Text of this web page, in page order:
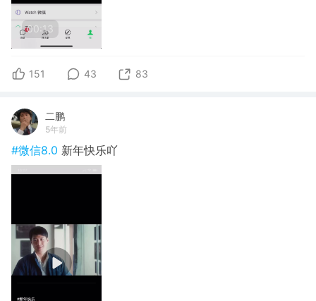
00:13
151 43 83
二鹏
5年前
#微信8.0 新年快乐吖